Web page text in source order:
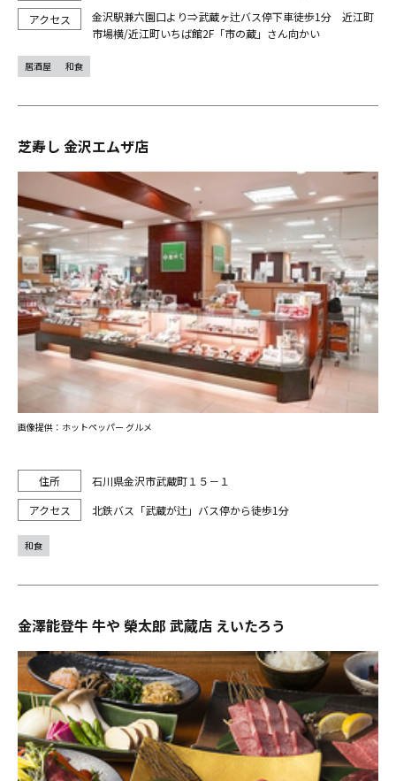
金沢駅兼六園口より⇒武蔵ヶ辻バス停下車徒歩1分 近江町
市場横/近江町いちば館2F「市の蔵」さん向かい
居酒屋 和食
芝寿し 金沢エムザ店
石川県金沢市武蔵町１５－１
北鉄バス「武蔵が辻」バス停から徒歩1分
画像提供：ホットペッパー グルメ
和食
金澤能登牛 牛や 榮太郎 武蔵店 えいたろう